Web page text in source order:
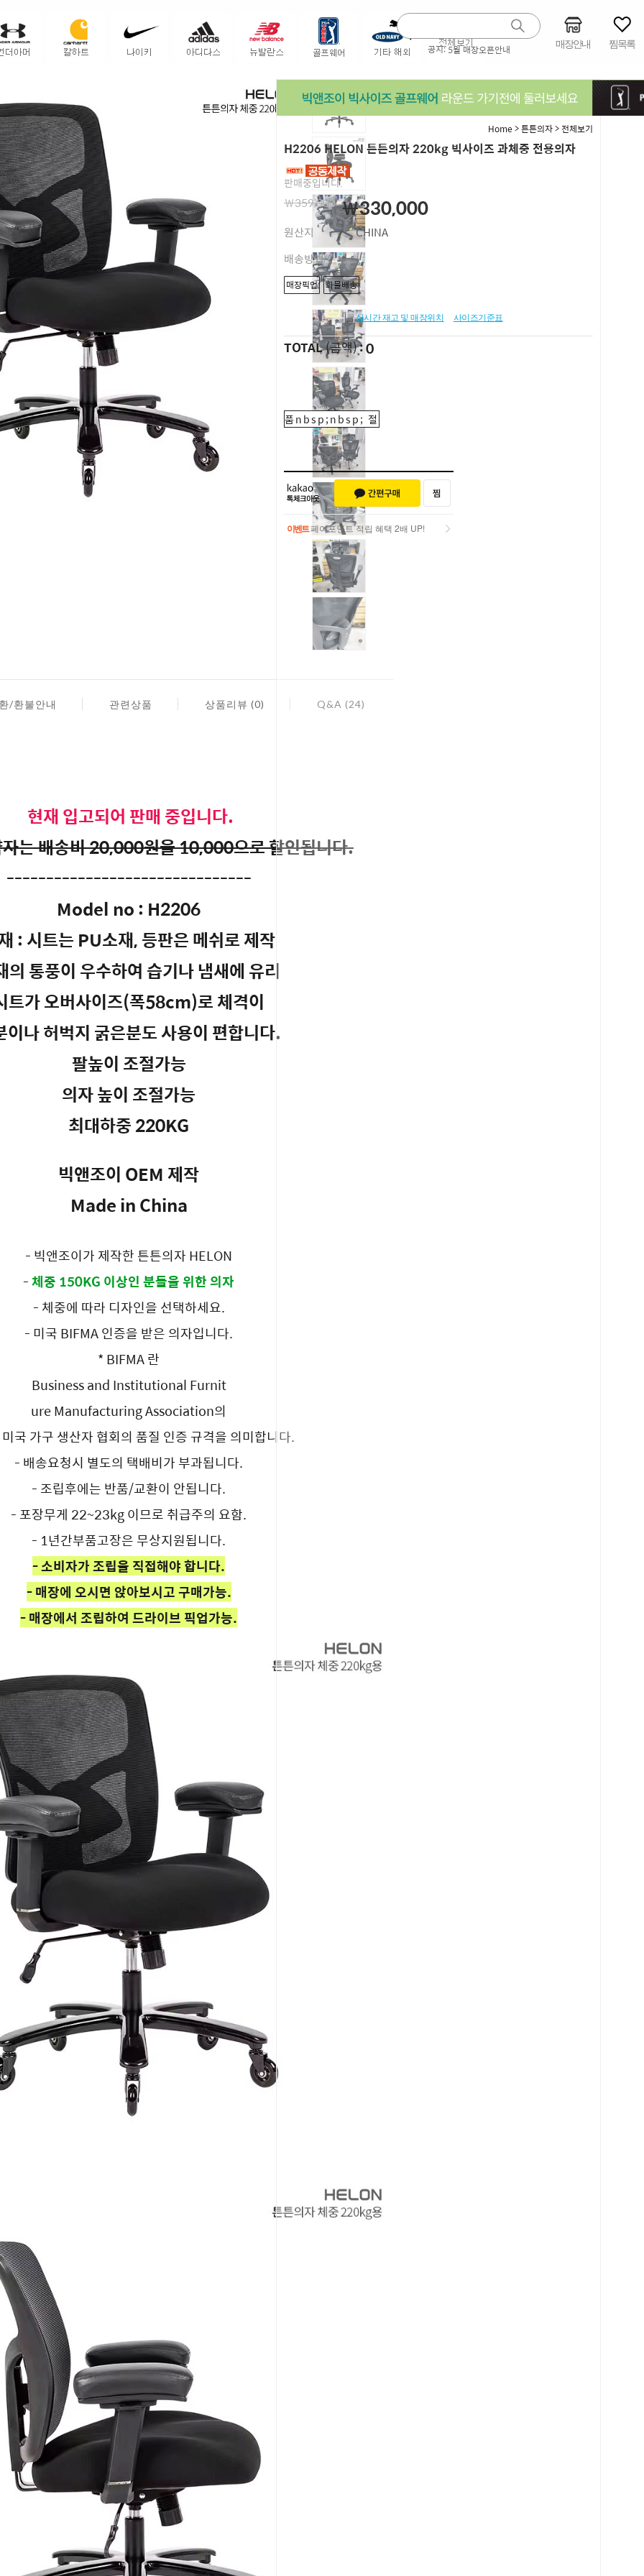
공지:5월 매장오픈안내 매장안내 찜목록
Home>튼튼의자> 전체보기
H2206 HELON 튼튼의자 220kg 빅사이즈 과체중 전용의자
판매중입니다.
￦359,000 ￦330,000
원산지
CHINA
배송방법
매장픽업 화물배송
실시간 재고 및 매장위치 사이즈기준표
TOTAL(금액) 0
품nbsp;nbsp; 절
이벤트페이포인트 적립 혜택 2배 UP!
페이포인트 적립 혜택 2배 UP!
/환불안내 관련상품 상품리뷰 (0) Q&A (24)
현재 입고되어 판매 중입니다.
는 배송비 20,000원을 10,000으로 할인됩니다.
-------------------------------
Model no : H2206
: 시트는 PU소재, 등판은 메쉬로 제작
의 통풍이 우수하여 습기나 냄새에 유리
트가 오버사이즈(폭58cm)로 체격이
이나 허벅지 굵은분도 사용이 편합니다.
팔높이 조절가능
의자 높이 조절가능
최대하중 220KG
빅앤조이 OEM 제작
Made in China
- 빅앤조이가 제작한 튼튼의자 HELON
-체중 150KG 이상인 분들을 위한 의자
- 체중에 따라 디자인을 선택하세요.
- 미국 BIFMA 인증을 받은 의자입니다.
* BIFMA 란
Business and Institutional Furnit
ure Manufacturing Association의
국 가구 생산자 협회의 품질 인증 규격을 의미합니다.
- 배송요청시 별도의 택배비가 부과됩니다.
- 조립후에는 반품/교환이 안됩니다.
- 포장무게 22~23kg 이므로 취급주의 요함.
- 1년간부품고장은 무상지원됩니다.
- 소비자가 조립을 직접해야 합니다.
- 매장에 오시면 앉아보시고 구매가능.
- 매장에서 조립하여 드라이브 픽업가능.